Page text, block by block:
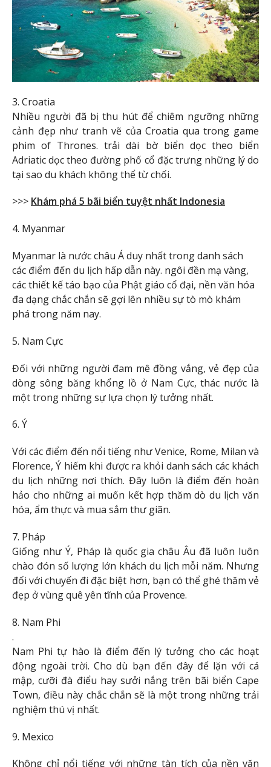
3. Croatia
Nhiều người đã bị thu hút để chiêm ngưỡng những
cảnh đẹp như tranh vẽ của Croatia qua trong game
phim of Thrones. trải dài bờ biển dọc theo biển
Adriatic dọc theo đường phố cổ đặc trưng những lý do
tại sao du khách không thể từ chối.
>>> Khám phá 5 bãi biển tuyệt nhất Indonesia
4. Myanmar
Myanmar là nước châu Á duy nhất trong danh sách
các điểm đến du lịch hấp dẫn này. ngôi đền mạ vàng,
các thiết kế táo bạo của Phật giáo cổ đại, nền văn hóa
đa dạng chắc chắn sẽ gợi lên nhiều sự tò mò khám
phá trong năm nay.
5. Nam Cực
Đối với những người đam mê đồng vắng, vẻ đẹp của
dòng sông băng khổng lồ ở Nam Cực, thác nước là
một trong những sự lựa chọn lý tưởng nhất.
6. Ý
Với các điểm đến nổi tiếng như Venice, Rome, Milan và
Florence, Ý hiếm khi được ra khỏi danh sách các khách
du lịch những nơi thích. Đây luôn là điểm đến hoàn
hảo cho những ai muốn kết hợp thăm dò du lịch văn
hóa, ẩm thực và mua sắm thư giãn.
7. Pháp
Giống như Ý, Pháp là quốc gia châu Âu đã luôn luôn
chào đón số lượng lớn khách du lịch mỗi năm. Nhưng
đối với chuyến đi đặc biệt hơn, bạn có thể ghé thăm vẻ
đẹp ở vùng quê yên tĩnh của Provence.
8. Nam Phi
.
Nam Phi tự hào là điểm đến lý tưởng cho các hoạt
động ngoài trời. Cho dù bạn đến đây để lặn với cá
mập, cưỡi đà điểu hay sưởi nắng trên bãi biển Cape
Town, điều này chắc chắn sẽ là một trong những trải
nghiệm thú vị nhất.
9. Mexico
Không chỉ nổi tiếng với những tàn tích của nền văn